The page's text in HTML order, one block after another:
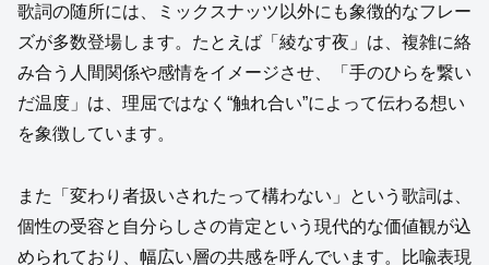
歌詞の随所には、ミックスナッツ以外にも象徴的なフレー
ズが多数登場します。たとえば「綾なす夜」は、複雑に絡
み合う人間関係や感情をイメージさせ、「手のひらを繋い
だ温度」は、理屈ではなく“触れ合い”によって伝わる想い
を象徴しています。
また「変わり者扱いされたって構わない」という歌詞は、
個性の受容と自分らしさの肯定という現代的な価値観が込
められており、幅広い層の共感を呼んでいます。比喩表現